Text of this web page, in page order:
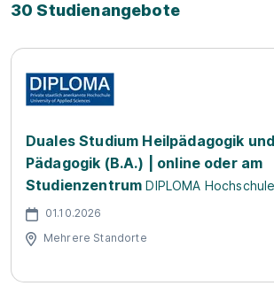
30 Studienangebote
Duales Studium Heilpädagogik
Pädagogik (B.A.) | online oder am
Studienzentrum DIPLOMA Hochschule
01.10.2026
Mehrere Standorte